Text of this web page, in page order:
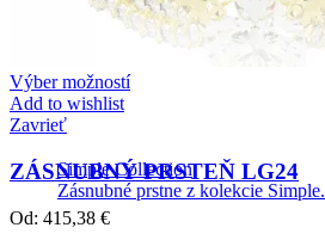
Simple Collection
Zásnubné prstne z kolekcie Simple.
Výber možností
Add to wishlist
Zavrieť
ZÁSNUBNÝ PRSTEŇ LG24
Od: 415,38 €